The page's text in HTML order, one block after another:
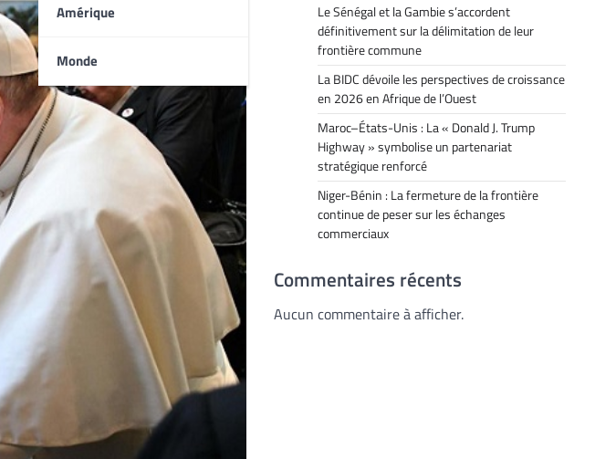
Amérique
Monde
Le Sénégal et la Gambie s’accordent
définitivement sur la délimitation de leur
frontière commune
La BIDC dévoile les perspectives de croissance
en 2026 en Afrique de l’Ouest
Maroc–États-Unis : La « Donald J. Trump
Highway » symbolise un partenariat
stratégique renforcé
Niger-Bénin : La fermeture de la frontière
continue de peser sur les échanges
commerciaux
Commentaires récents
Aucun commentaire à afficher.